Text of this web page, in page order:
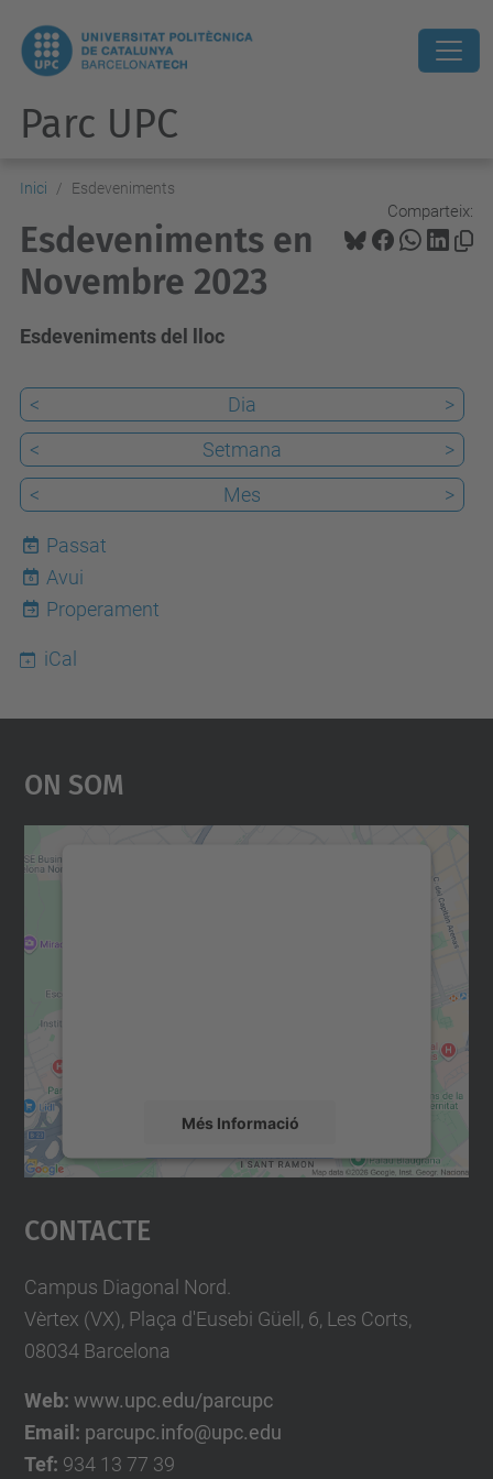
Parc UPC
Inici Esdeveniments
Comparteix:
Esdeveniments en
Novembre 2023
Esdeveniments del lloc
< Dia
>
<
Setmana
>
<
Mes >
Passat
6
Avui
Properament
iCal
On Som
Més Informació
Accepta
powered by
Contacte
Campus Diagonal Nord.
Vèrtex (VX), Plaça d'Eusebi Güell, 6, Les Corts,
08034 Barcelona
Web: www.upc.edu/parcupc
Email: parcupc.info@upc.edu
Tef: 934 13 77 39